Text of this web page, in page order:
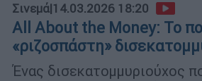
Σινεμά|14.03.2026 18:20
All About the Money: Το
«ριζοσπάστη»
Ένας δισεκατομμυριούχος